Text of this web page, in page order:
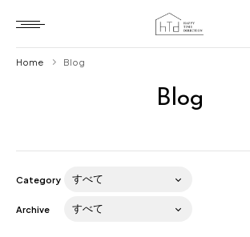
Blog
Home Blog
Category
Archive